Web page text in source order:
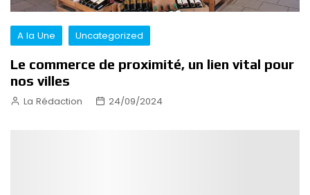
A la Une Uncategorized
Le commerce de proximité, un lien vital pour
nos villes
La Rédaction 24/09/2024